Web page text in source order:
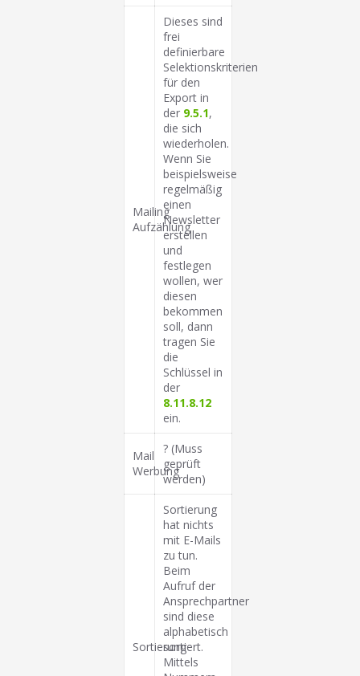
Mailing
Aufzählung
Dieses sind
frei
definierbare
Selektionskriterien
für den
Export in
der 9.5.1,
die sich
wiederholen.
Wenn Sie
beispielsweise
regelmäßig
einen
Newsletter
erstellen
und
festlegen
wollen, wer
diesen
bekommen
soll, dann
tragen Sie
die
Schlüssel in
der
8.11.8.12
ein.
Mail
Werbung
? (Muss
geprüft
werden)
Sortierung
Sortierung
hat nichts
mit E-Mails
zu tun.
Beim
Aufruf der
Ansprechpartner
sind diese
alphabetisch
sortiert.
Mittels